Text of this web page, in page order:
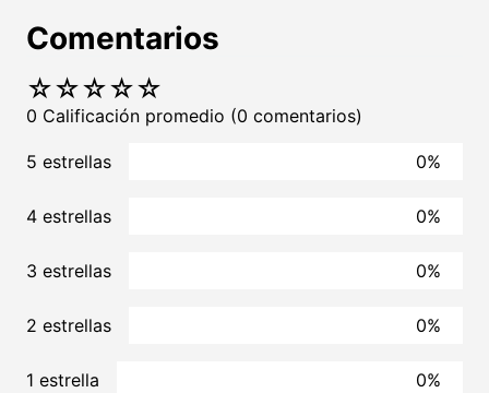
Comentarios
☆☆☆☆☆
0 Calificación promedio (0 comentarios)
5 estrellas 0%
4 estrellas 0%
3 estrellas 0%
2 estrellas 0%
1 estrella 0%